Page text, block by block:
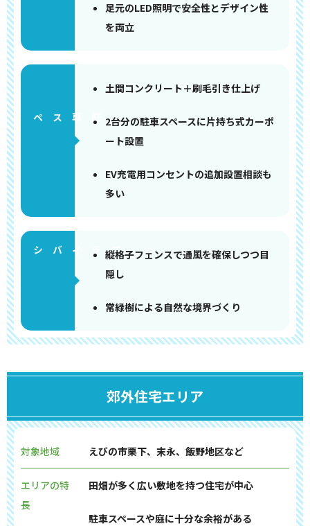
足元のLED照明で安全性とデザイン性
を両立
土間コンクリート＋刷毛引き仕上げ
2台分の駐車スペースに片持ち式カーポ
ート設置
EV充電用コンセントの追加設置相談も
多い
縦格子フェンスで通風を確保しつつ目
隠し
常緑樹による自然な境界づくり
郊外住宅エリア
対象地域 えびの市栗下、末永、飯野地区など
エリアの特
長
田畑が多く広い敷地を持つ住宅が中心
駐車スペースや庭に十分な余裕がある